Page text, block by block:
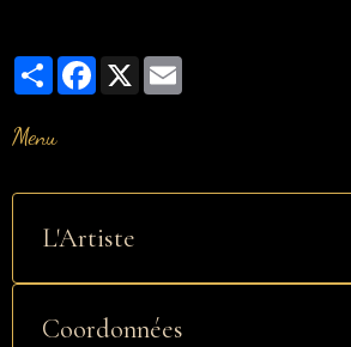
PartagerFacebook
X
Menu
L'Artiste
Coordonnées